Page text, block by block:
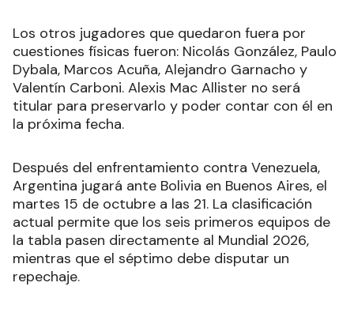
Los otros jugadores que quedaron fuera por
cuestiones físicas fueron: Nicolás González, Paulo
Dybala, Marcos Acuña, Alejandro Garnacho y
Valentín Carboni. Alexis Mac Allister no será
titular para preservarlo y poder contar con él en
la próxima fecha.
Después del enfrentamiento contra Venezuela,
Argentina jugará ante Bolivia en Buenos Aires, el
martes 15 de octubre a las 21. La clasificación
actual permite que los seis primeros equipos de
la tabla pasen directamente al Mundial 2026,
mientras que el séptimo debe disputar un
repechaje.